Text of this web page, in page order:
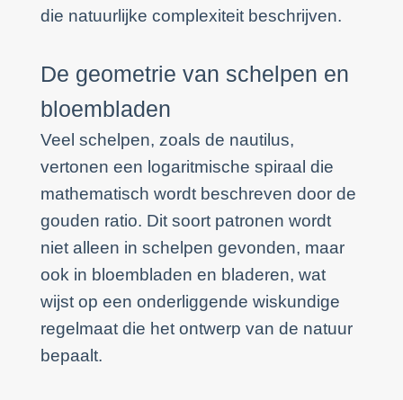
die natuurlijke complexiteit beschrijven.
De geometrie van schelpen en
bloembladen
Veel schelpen, zoals de nautilus,
vertonen een logaritmische spiraal die
mathematisch wordt beschreven door de
gouden ratio. Dit soort patronen wordt
niet alleen in schelpen gevonden, maar
ook in bloembladen en bladeren, wat
wijst op een onderliggende wiskundige
regelmaat die het ontwerp van de natuur
bepaalt.